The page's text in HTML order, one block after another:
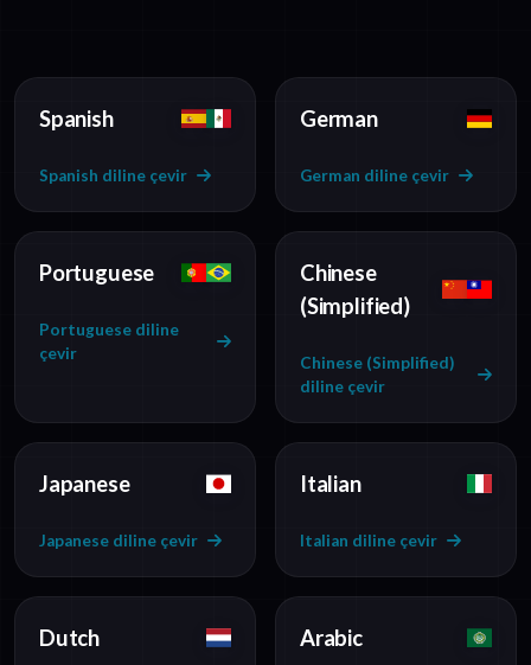
Spanish
Spanish diline çevir
German
German diline çevir
Portuguese
Portuguese diline
çevir
Chinese
(Simplified)
Chinese (Simplified)
diline çevir
Japanese
Japanese diline çevir
Italian
Italian diline çevir
Dutch Arabic